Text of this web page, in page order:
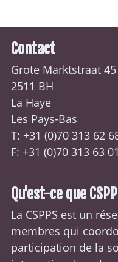
Contact
Grote Marktstraat 45
2511 BH
La Haye
Les Pays-Bas
T: +31 (0)70 313 62
F: +31 (0)70 313 63 01
Qu'est-ce que
La CSPPS est un
membres qui
participation de la